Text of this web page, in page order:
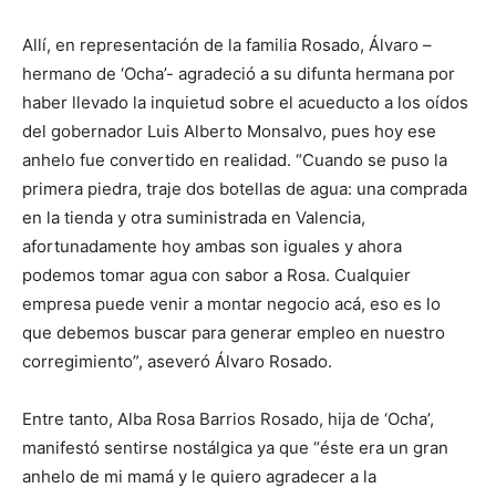
Allí, en representación de la familia Rosado, Álvaro –
hermano de ‘Ocha’- agradeció a su difunta hermana por
haber llevado la inquietud sobre el acueducto a los oídos
del gobernador Luis Alberto Monsalvo, pues hoy ese
anhelo fue convertido en realidad. “Cuando se puso la
primera piedra, traje dos botellas de agua: una comprada
en la tienda y otra suministrada en Valencia,
afortunadamente hoy ambas son iguales y ahora
podemos tomar agua con sabor a Rosa. Cualquier
empresa puede venir a montar negocio acá, eso es lo
que debemos buscar para generar empleo en nuestro
corregimiento”, aseveró Álvaro Rosado.
Entre tanto, Alba Rosa Barrios Rosado, hija de ‘Ocha’,
manifestó sentirse nostálgica ya que “éste era un gran
anhelo de mi mamá y le quiero agradecer a la